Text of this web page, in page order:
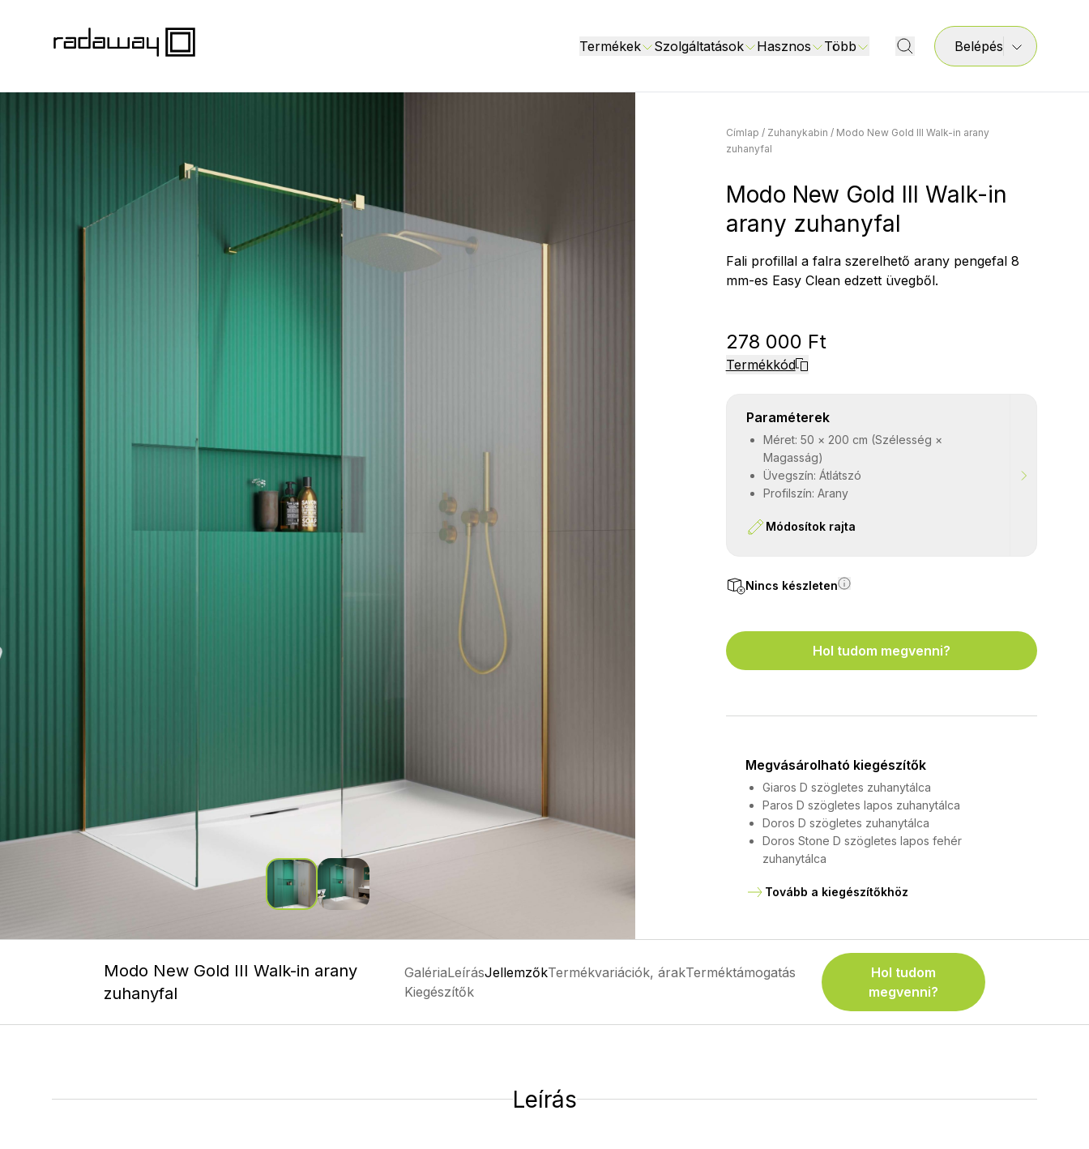
Termékek Szolgáltatások Hasznos Több Belépés
Címlap / Zuhanykabin / Modo New Gold III Walk-in arany
zuhanyfal
Modo New Gold III Walk-in
arany zuhanyfal
Fali profillal a falra szerelhető arany pengefal 8
mm-es Easy Clean edzett üvegből.
278 000 Ft
Termékkód
Paraméterek
Méret: 50 × 200 cm (Szélesség ×
Magasság)
Üvegszín: Átlátszó
Profilszín: Arany
Módosítok rajta
Nincs készleten
Hol tudom megvenni?
Megvásárolható kiegészítők
Giaros D szögletes zuhanytálca
Paros D szögletes lapos zuhanytálca
Doros D szögletes zuhanytálca
Doros Stone D szögletes lapos fehér
zuhanytálca
Tovább a kiegészítőkhöz
Modo New Gold III Walk-in arany
zuhanyfal
GalériaLeírásJellemzőkTermékvariációk, árakTerméktámogatás
Kiegészítők
Hol tudom
megvenni?
Leírás